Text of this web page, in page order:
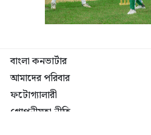
বাংলা কনভার্টার
আমাদের পরিবার
ফটোগ্যালারী
গোপনীয়তা নীতি